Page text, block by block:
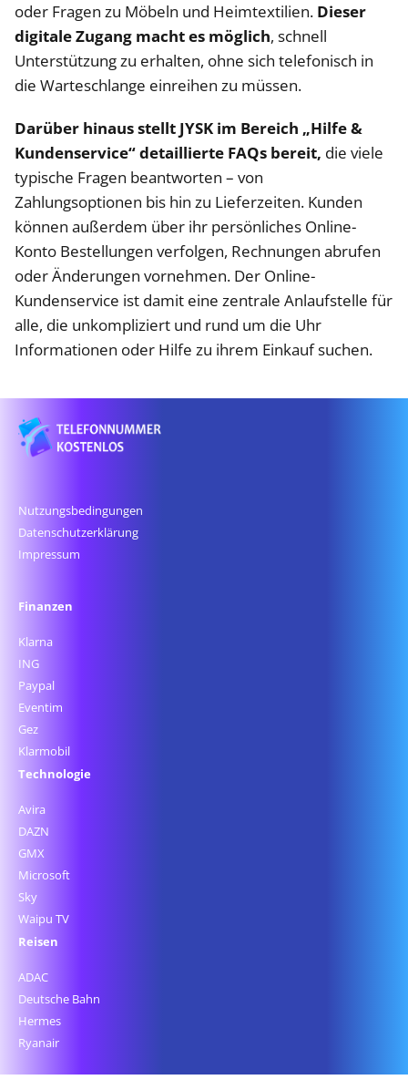
oder Fragen zu Möbeln und Heimtextilien. Dieser
digitale Zugang macht es möglich, schnell
Unterstützung zu erhalten, ohne sich telefonisch in
die Warteschlange einreihen zu müssen.
Darüber hinaus stellt JYSK im Bereich „Hilfe &
Kundenservice“ detaillierte FAQs bereit, die viele
typische Fragen beantworten – von
Zahlungsoptionen bis hin zu Lieferzeiten. Kunden
können außerdem über ihr persönliches Online-
Konto Bestellungen verfolgen, Rechnungen abrufen
oder Änderungen vornehmen. Der Online-
Kundenservice ist damit eine zentrale Anlaufstelle für
alle, die unkompliziert und rund um die Uhr
Informationen oder Hilfe zu ihrem Einkauf suchen.
Nutzungsbedingungen
Datenschutz­erklärung
Impressum
Finanzen
Klarna
ING
Paypal
Eventim
Gez
Klarmobil
Technologie
Avira
DAZN
GMX
Microsoft
Sky
Waipu TV
Reisen
ADAC
Deutsche Bahn
Hermes
Ryanair